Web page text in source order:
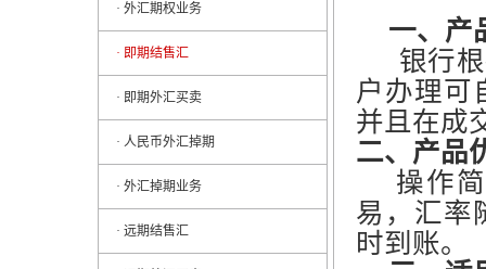
· 外汇期权业务
· 即期结售汇
· 即期外汇买卖
· 人民币外汇掉期
· 外汇掉期业务
· 远期结售汇
一、产
银行
户办理可
并且在成
二、产品
操作
易，汇率
时到账。